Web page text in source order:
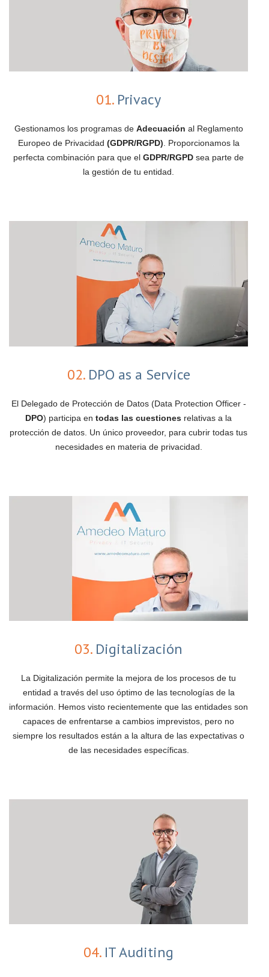
01.Privacy
Gestionamos los programas de Adecuación al Reglamento
Europeo de Privacidad (GDPR/RGPD). Proporcionamos la
perfecta combinación para que el GDPR/RGPD sea parte de
la gestión de tu entidad.
02.DPO as a Service
El Delegado de Protección de Datos (Data Protection Officer -
DPO) participa en todas las cuestiones relativas a la
protección de datos. Un único proveedor, para cubrir todas tus
necesidades en materia de privacidad.
03.Digitalización
La Digitalización permite la mejora de los procesos de tu
entidad a través del uso óptimo de las tecnologías de la
información. Hemos visto recientemente que las entidades son
capaces de enfrentarse a cambios imprevistos, pero no
siempre los resultados están a la altura de las expectativas o
de las necesidades específicas.
04.IT Auditing